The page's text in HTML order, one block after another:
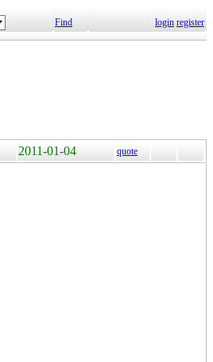
Find login register
2011-01-04 quote